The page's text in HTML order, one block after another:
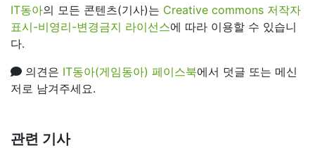
IT동아의 모든 콘텐츠(기사)는 Creative commons 저작자
표시-비영리-변경금지 라이선스에 따라 이용할 수 있습니
다.
의견은 IT동아(게임동아) 페이스북에서 덧글 또는 메신
저로 남겨주세요.
관련 기사